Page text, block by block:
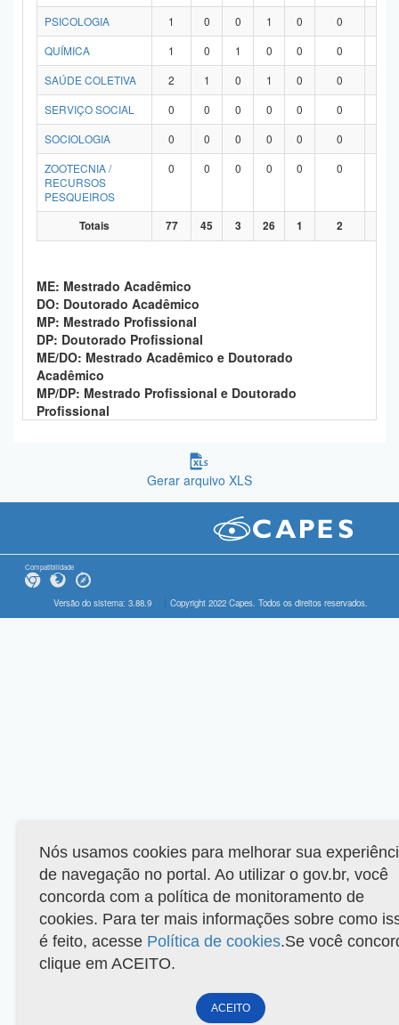
PSICOLOGIA 1 0 0 1 0 0
QUÍMICA
1 0 1 0 0 0
SAÚDE COLETIVA
2 1 0 1 0 0
SERVIÇO SOCIAL
0 0 0 0 0 0
SOCIOLOGIA
0 0 0 0 0 0
ZOOTECNIA /
RECURSOS
PESQUEIROS
0 0 0 0 0 0
Totais 77 45 3 26 1 2
ME: Mestrado Acadêmico
DO: Doutorado Acadêmico
MP: Mestrado Profissional
DP: Doutorado Profissional
ME/DO: Mestrado Acadêmico e Doutorado
Acadêmico
MP/DP: Mestrado Profissional e Doutorado
Profissional
Gerar arquivo XLS
Compatibilidade
Versão do sistema: 3.88.9 Copyright 2022 Capes. Todos os direitos reservados.
Nós usamos cookies para melhorar sua
de navegação no portal. Ao utilizar o gov.br, você
concorda com a política de monitoramento de
cookies. Para ter mais informações sobre como
é feito, acesse Política de cookies.Se você
clique em ACEITO.
ACEITO